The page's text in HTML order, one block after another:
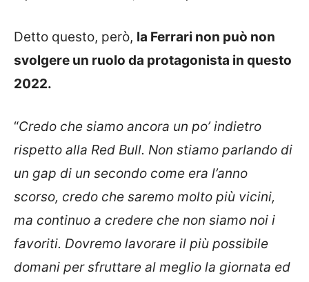
Detto questo, però, la Ferrari non può non
svolgere un ruolo da protagonista in questo
2022.
“Credo che siamo ancora un po’ indietro
rispetto alla Red Bull. Non stiamo parlando di
un gap di un secondo come era l’anno
scorso, credo che saremo molto più vicini,
ma continuo a credere che non siamo noi i
favoriti. Dovremo lavorare il più possibile
domani per sfruttare al meglio la giornata ed